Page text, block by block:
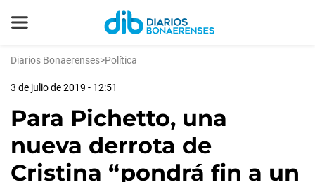
Diarios Bonaerenses>Política
3 de julio de 2019 - 12:51
Para Pichetto, una
nueva derrota de
Cristina “pondrá fin a un